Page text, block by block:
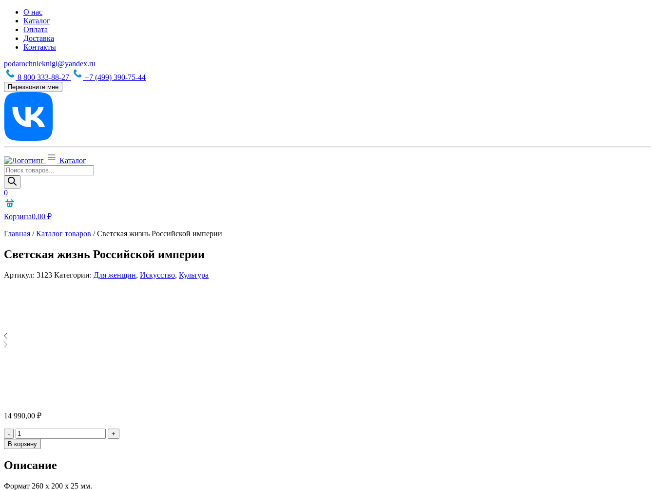
О нас
Каталог
Оплата
Доставка
Контакты
podarochnieknigi@yandex.ru
8 800 333-88-27
+7 (499) 390-75-44
Перезвоните мне
Каталог
Поиск
товаров
0
Корзина0,00 ₽
Главная /Каталог товаров /Светская жизнь Российской империи
Светская жизнь Российской империи
Артикул: 3123 Категории: Для женщин, Искусство, Культура
14 990,00 ₽
- Количество
+
В корзину
Описание
Формат 260 х 200 х 25 мм.